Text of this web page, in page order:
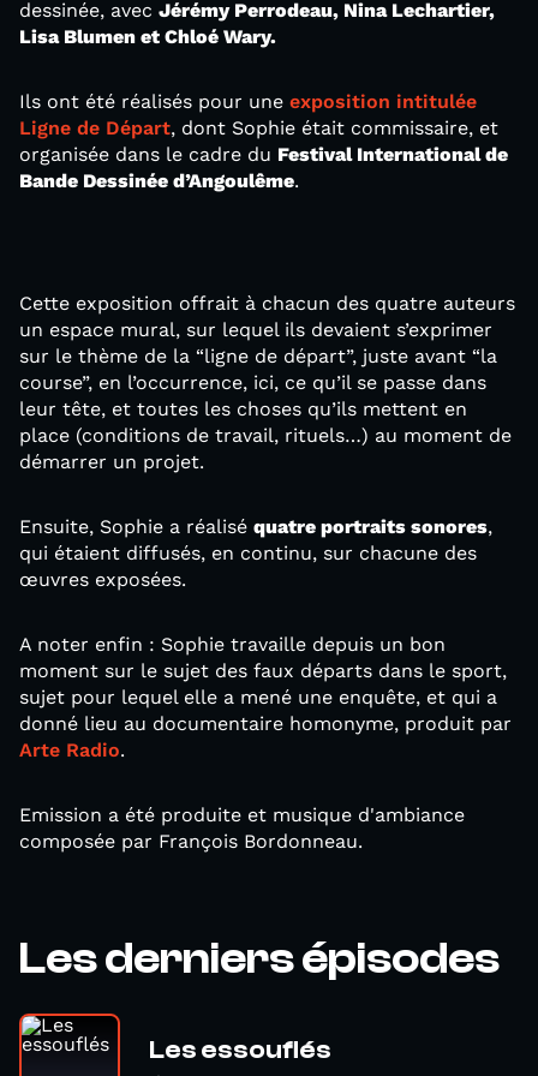
dessinée, avec Jérémy Perrodeau, Nina Lechartier,
Lisa Blumen et Chloé Wary.
Ils ont été réalisés pour une exposition intitulée
Ligne de Départ, dont Sophie était commissaire, et
organisée dans le cadre du Festival International de
Bande Dessinée d’Angoulême.
Cette exposition offrait à chacun des quatre auteurs
un espace mural, sur lequel ils devaient s’exprimer
sur le thème de la “ligne de départ”, juste avant “la
course”, en l’occurrence, ici, ce qu’il se passe dans
leur tête, et toutes les choses qu’ils mettent en
place (conditions de travail, rituels…) au moment de
démarrer un projet.
Ensuite, Sophie a réalisé quatre portraits sonores,
qui étaient diffusés, en continu, sur chacune des
œuvres exposées.
A noter enfin : Sophie travaille depuis un bon
moment sur le sujet des faux départs dans le sport,
sujet pour lequel elle a mené une enquête, et qui a
donné lieu au documentaire homonyme, produit par
Arte Radio.
Emission a été produite et musique d'ambiance
composée par François Bordonneau.
Les derniers épisodes
Les essouflés